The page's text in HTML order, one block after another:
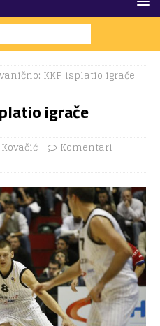
KKP isplatio igrače
igrače
Komentari